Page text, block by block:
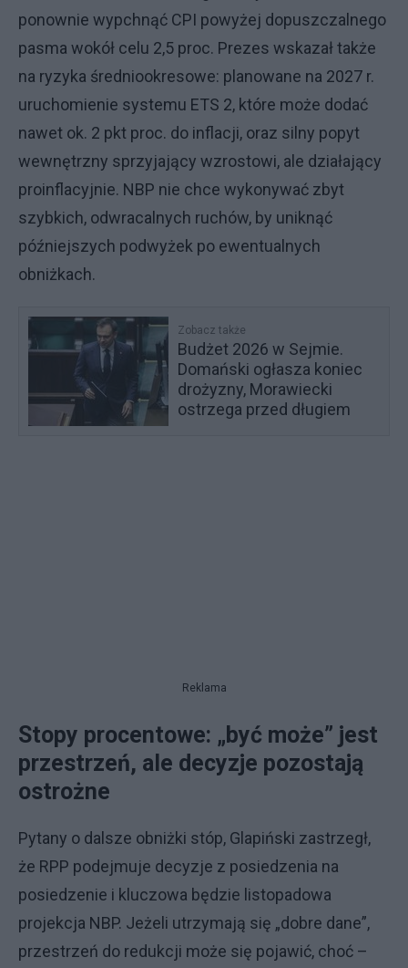
ponownie wypchnąć CPI powyżej dopuszczalnego
pasma wokół celu 2,5 proc. Prezes wskazał także
na ryzyka średniookresowe: planowane na 2027 r.
uruchomienie systemu ETS 2, które może dodać
nawet ok. 2 pkt proc. do inflacji, oraz silny popyt
wewnętrzny sprzyjający wzrostowi, ale działający
proinflacyjnie. NBP nie chce wykonywać zbyt
szybkich, odwracalnych ruchów, by uniknąć
późniejszych podwyżek po ewentualnych
obniżkach.
Zobacz także
Budżet 2026 w Sejmie.
Domański ogłasza koniec
drożyzny, Morawiecki
ostrzega przed długiem
Reklama
Stopy procentowe: „być może” jest
przestrzeń, ale decyzje pozostają
ostrożne
Pytany o dalsze obniżki stóp, Glapiński zastrzegł,
że RPP podejmuje decyzje z posiedzenia na
posiedzenie i kluczowa będzie listopadowa
projekcja NBP. Jeżeli utrzymają się „dobre dane”,
przestrzeń do redukcji może się pojawić, choć –